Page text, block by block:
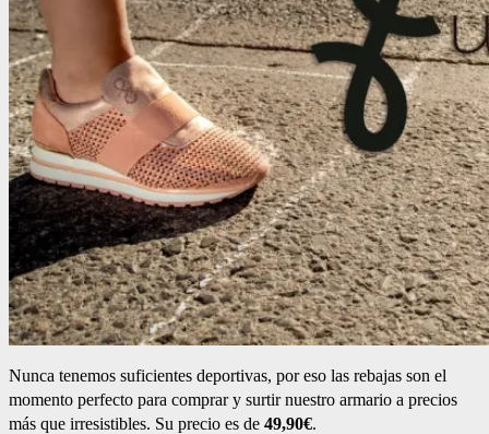
Nunca tenemos suficientes deportivas, por eso las rebajas son el
momento perfecto para comprar y surtir nuestro armario a precios
más que irresistibles. Su precio es de 49,90€.